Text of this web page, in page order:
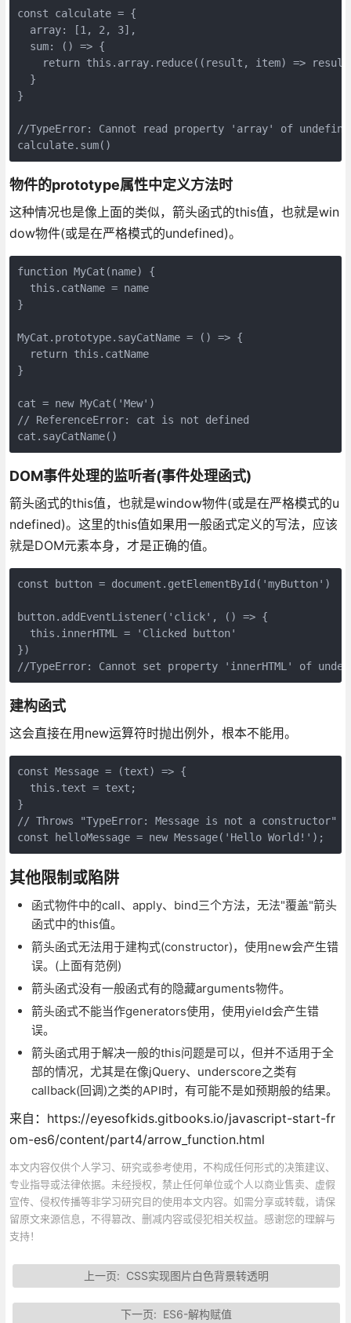
const calculate = {
  array: [1, 2, 3],
  sum: () => {
return this.array.reduce((result, item) =>
  }
}
//TypeError: Cannot read property 'array' of
物件的prototype属性中定义方法时
这种情况也是像上面的类似，箭头函式的this值，也就是win
dow物件(或是在严格模式的undefined)。
function MyCat(name) {
  this.catName = name
}
MyCat.prototype.sayCatName = () => {
  return this.catName
}
cat = new MyCat('Mew')
// ReferenceError: cat is not defined
DOM事件处理的监听者(事件处理函式)
箭头函式的this值，也就是window物件(或是在严格模式的u
ndefined)。这里的this值如果用一般函式定义的写法，应该
就是DOM元素本身，才是正确的值。
const button = document.getElementById('myButton')
button.addEventListener('click', () => {
  this.innerHTML = 'Clicked button'
})
建构函式
这会直接在用new运算符时抛出例外，根本不能用。
const Message = (text) => {
  this.text = text;
}
// Throws "TypeError: Message is not a constructor"
其他限制或陷阱
函式物件中的call、apply、bind三个方法，无法"覆盖"箭头
函式中的this值。
箭头函式无法用于建构式(constructor)，使用new会产生错
误。(上面有范例)
箭头函式没有一般函式有的隐藏arguments物件。
箭头函式不能当作generators使用，使用yield会产生错
误。
箭头函式用于解决一般的this问题是可以，但并不适用于全
部的情况，尤其是在像jQuery、underscore之类有
callback(回调)之类的API时，有可能不是如预期般的结果。
来自：https://eyesofkids.gitbooks.io/javascript-start-fr
om-es6/content/part4/arrow_function.html
本文内容仅供个人学习、研究或参考使用，不构成任何形式的决策建议、
专业指导或法律依据。未经授权，禁止任何单位或个人以商业售卖、虚假
宣传、侵权传播等非学习研究目的使用本文内容。如需分享或转载，请保
留原文来源信息，不得篡改、删减内容或侵犯相关权益。感谢您的理解与
支持！
上一页: CSS实现图片白色背景转透明
下一页: ES6-解构赋值